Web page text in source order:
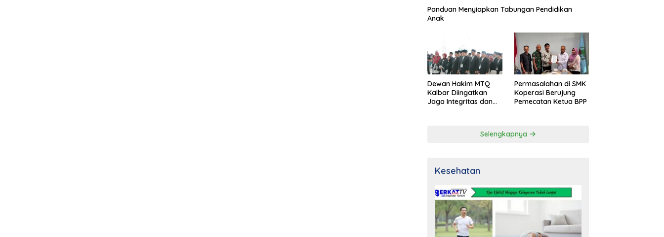
Panduan Menyiapkan Tabungan Pendidikan
Anak
Dewan Hakim MTQ
Kalbar Diingatkan
Jaga Integritas dan
Permasalahan di SMK
Koperasi Berujung
Pemecatan Ketua BPP
Selengkapnya
Kesehatan